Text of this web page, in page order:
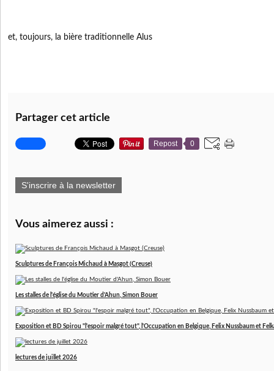
et, toujours, la bière traditionnelle Alus
Partager cet article
Repost 0
S'inscrire à la newsletter
Vous aimerez aussi :
Sculptures de François Michaud à Masgot (Creuse)
Les stalles de l'église du Moutier d'Ahun, Simon Bouer
Exposition et BD Spirou "l'espoir malgré tout", l'Occupation en Belgique, Felix Nussbaum et
lectures de juillet 2026